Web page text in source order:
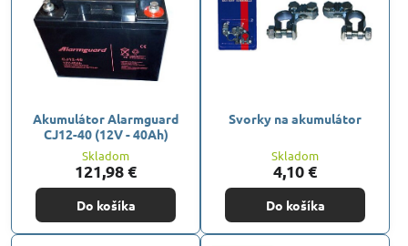
Akumulátor Alarmguard
CJ12-40 (12V - 40Ah)
Skladom
121,98 €
Do košíka
Svorky na akumulátor
Skladom
4,10 €
Do košíka